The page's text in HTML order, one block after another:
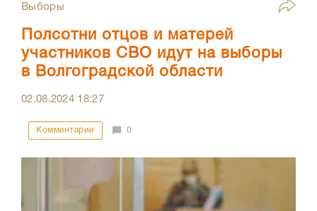
Выборы
Полсотни отцов и матерей
участников СВО идут на выборы
в Волгоградской области
02.08.2024 18:27
Комментарии 0